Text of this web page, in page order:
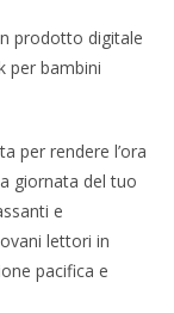
prodotto digitale
per bambini
per rendere l’ora
giornata del tuo
e
lettori in
pacifica e